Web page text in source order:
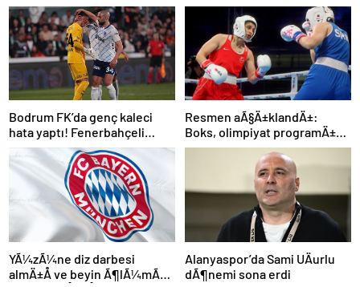
Bodrum FK’da genç kaleci
hata yaptı! Fenerbahçeli
futbolcular teselli etti
Resmen aÃ§Ä±klandÄ±:
Boks, olimpiyat programÄ±na
dahil edildi
YÃ¼zÃ¼ne diz darbesi
almÄ±Å ve beyin Ã¶lÃ¼mÃ¼
Alanyaspor’da Sami UÄurlu
dÃ¶nemi sona erdi